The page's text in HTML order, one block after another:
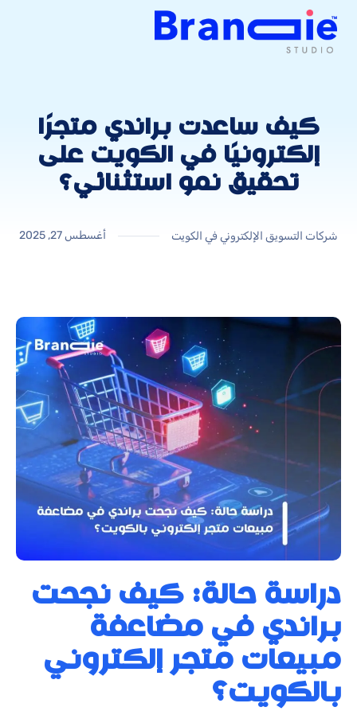
كيف ساعدت براندي متجرًا
إلكترونيًا في الكويت على
تحقيق نمو استثنائي؟
شركات التسويق الإلكتروني في الكويت أغسطس 27, 2025
دراسة حالة: كيف نجحت
براندي في مضاعفة
مبيعات متجر إلكتروني
بالكويت؟